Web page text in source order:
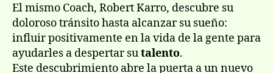
El mismo Coach, Robert Karro, descubre su
doloroso tránsito hasta alcanzar su sueño:
influir positivamente en la vida de la gente para
ayudarles a despertar sutalento.
Este descubrimiento abre la puerta a un nuevo